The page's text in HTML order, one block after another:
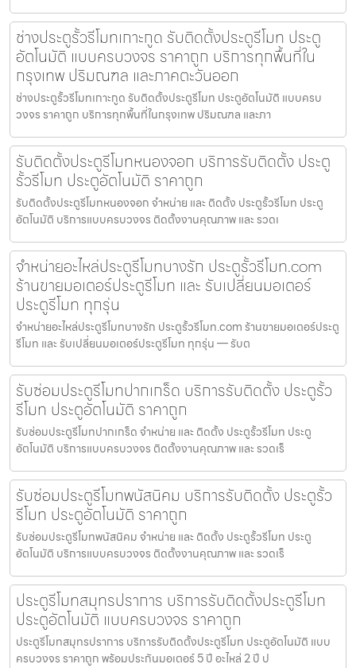
ช่างประตูรั้วรีโมทเกาะกูด รับติดตั้งประตูรีโมท ประตู
อัตโนมัติ แบบครบวงจร ราคาถูก บริการทุกพื้นที่ใน
กรุงเทพ ปริมณฑล และภาคตะวันออก
ช่างประตูรั้วรีโมทเกาะกูด รับติดตั้งประตูรีโมท ประตูอัตโนมัติ แบบครบ
วงจร ราคาถูก บริการทุกพื้นที่ในกรุงเทพ ปริมณฑล และภา
รับติดตั้งประตูรีโมทหนองจอก บริการรับติดตั้ง ประตู
รั้วรีโมท ประตูอัตโนมัติ ราคาถูก
รับติดตั้งประตูรีโมทหนองจอก จำหน่าย และ ติดตั้ง ประตูรั้วรีโมท ประตู
อัตโนมัติ บริการแบบครบวงจร ติดตั้งงานคุณภาพ และ รวดเ
จำหน่ายอะไหล่ประตูรีโมทบางรัก ประตูรั้วรีโมท.com
ร้านขายมอเตอร์ประตูรีโมท และ รับเปลี่ยนมอเตอร์
ประตูรีโมท ทุกรุ่น
จำหน่ายอะไหล่ประตูรีโมทบางรัก ประตูรั้วรีโมท.com ร้านขายมอเตอร์ประตู
รีโมท และ รับเปลี่ยนมอเตอร์ประตูรีโมท ทุกรุ่น — รับต
รับซ่อมประตูรีโมทปากเกร็ด บริการรับติดตั้ง ประตูรั้ว
รีโมท ประตูอัตโนมัติ ราคาถูก
รับซ่อมประตูรีโมทปากเกร็ด จำหน่าย และ ติดตั้ง ประตูรั้วรีโมท ประตู
อัตโนมัติ บริการแบบครบวงจร ติดตั้งงานคุณภาพ และ รวดเร็
รับซ่อมประตูรีโมทพนัสนิคม บริการรับติดตั้ง ประตูรั้ว
รีโมท ประตูอัตโนมัติ ราคาถูก
รับซ่อมประตูรีโมทพนัสนิคม จำหน่าย และ ติดตั้ง ประตูรั้วรีโมท ประตู
อัตโนมัติ บริการแบบครบวงจร ติดตั้งงานคุณภาพ และ รวดเร็
ประตูรีโมทสมุทรปราการ บริการรับติดตั้งประตูรีโมท
ประตูอัตโนมัติ แบบครบวงจร ราคาถูก
ประตูรีโมทสมุทรปราการ บริการรับติดตั้งประตูรีโมท ประตูอัตโนมัติ แบบ
ครบวงจร ราคาถูก พร้อมประกันมอเตอร์ 5 ปี อะไหล่ 2 ปี ป